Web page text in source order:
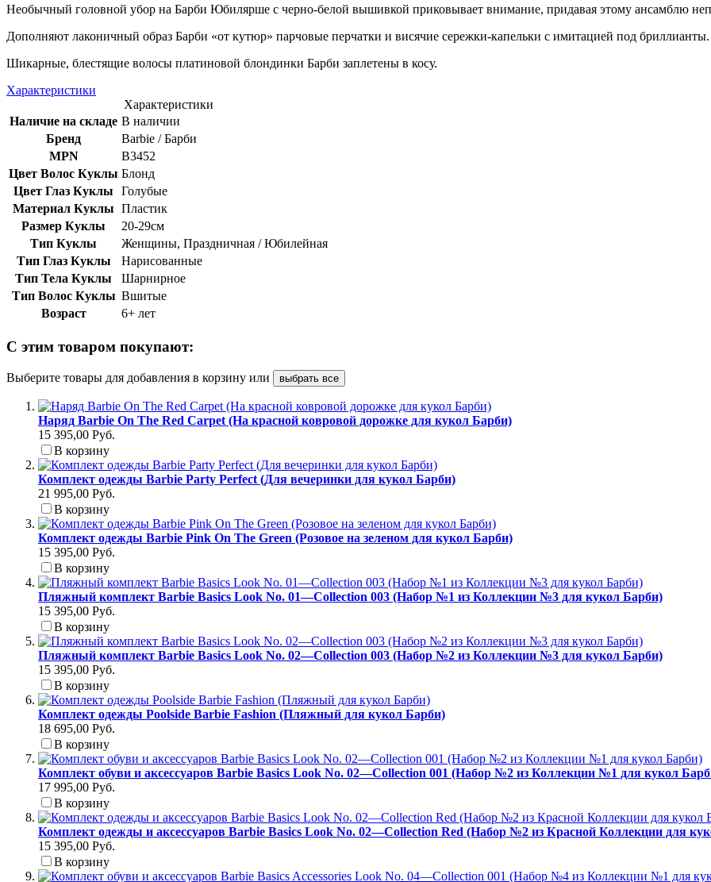
Необычный головной убор на Барби Юбилярше с черно-белой вышивкой приковывает внимание, придавая этому ансамблю
Дополняют лаконичный образ Барби «от кутюр» парчовые перчатки и висячие сережки-капельки с имитацией под бриллианты.
Шикарные, блестящие волосы платиновой блондинки Барби заплетены в косу.
Характеристики
Характеристики
Наличие на складе В наличии
Бренд
Barbie / Барби
MPN
B3452
Цвет Волос Куклы Блонд
Цвет Глаз Куклы
Голубые
Материал Куклы Пластик
Размер Куклы
20-29см
Тип Куклы
Женщины, Праздничная / Юбилейная
Тип Глаз Куклы
Нарисованные
Тип Тела Куклы
Шарнирное
Тип Волос Куклы Вшитые
Возраст
6+ лет
С этим товаром покупают:
Выберите товары для добавления в корзину или выбрать все
Наряд Barbie On The Red Carpet (На красной ковровой дорожке для кукол Барби)
15 395,00 Руб.
В корзину
Комплект одежды Barbie Party Perfect (Для вечеринки для кукол Барби)
21 995,00 Руб.
В корзину
Комплект одежды Barbie Pink On The Green (Розовое на зеленом для кукол Барби)
15 395,00 Руб.
В корзину
Пляжный комплект Barbie Basics Look No. 01—Collection 003 (Набор №1 из Коллекции №3 для кукол Барби)
15 395,00 Руб.
В корзину
Пляжный комплект Barbie Basics Look No. 02—Collection 003 (Набор №2 из Коллекции №3 для кукол Барби)
15 395,00 Руб.
В корзину
Комплект одежды Poolside Barbie Fashion (Пляжный для кукол Барби)
18 695,00 Руб.
В корзину
Комплект обуви и аксессуаров Barbie Basics Look No. 02—Collection 001 (Набор №2 из Коллекции №1 для кукол
17 995,00 Руб.
В корзину
Комплект одежды и аксессуаров Barbie Basics Look No. 02—Collection Red (Набор №2 из Красной Коллекции для
15 395,00 Руб.
В корзину